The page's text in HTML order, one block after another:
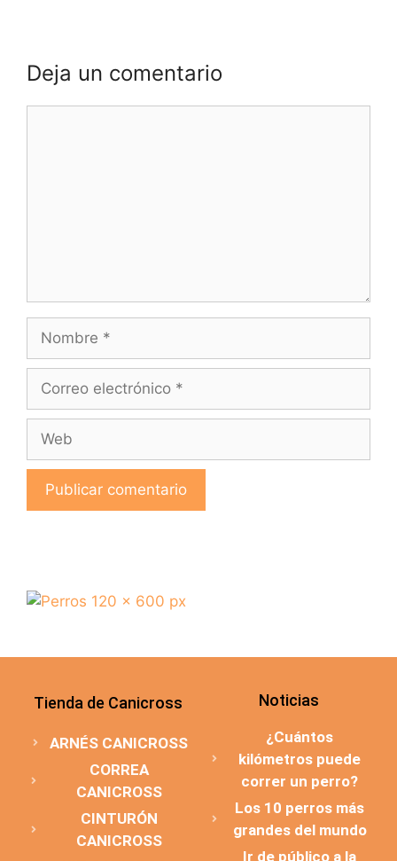
Deja un comentario
Tienda de Canicross
ARNÉS CANICROSS
CORREA
CANICROSS
CINTURÓN
CANICROSS
Noticias
¿Cuántos
kilómetros puede
correr un perro?
Los 10 perros más
grandes del mundo
Ir de público a la